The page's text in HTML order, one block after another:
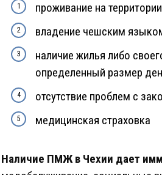
проживание на
владение чешским
наличие жилья либо
определенный размер
отсутствие проблем с
медицинская страховка
Наличие ПМЖ в Чехии дает